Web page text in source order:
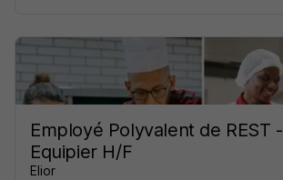
Employé Polyvalent de REST -
Equipier H/F
Elior